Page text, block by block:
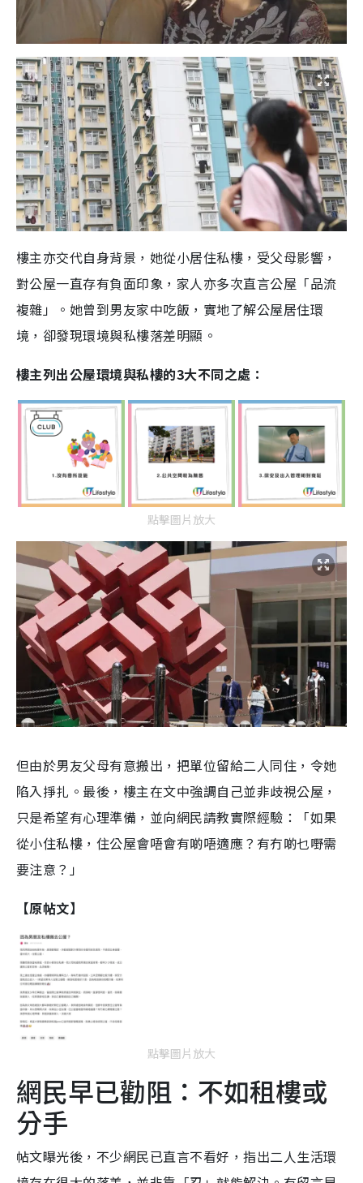
樓主亦交代自身背景，她從小居住私樓，受父母影響，
對公屋一直存有負面印象，家人亦多次直言公屋「品流
複雜」。她曾到男友家中吃飯，實地了解公屋居住環
境，卻發現環境與私樓落差明顯。
樓主列出公屋環境與私樓的3大不同之處：
點擊圖片放大
但由於男友父母有意搬出，把單位留給二人同住，令她
陷入掙扎。最後，樓主在文中強調自己並非歧視公屋，
只是希望有心理準備，並向網民請教實際經驗：「如果
從小住私樓，住公屋會唔會有啲唔適應？有冇啲乜嘢需
要注意？」
【原帖文】
點擊圖片放大
網民早已勸阻：不如租樓或
分手
帖文曝光後，不少網民已直言不看好，指出二人生活環